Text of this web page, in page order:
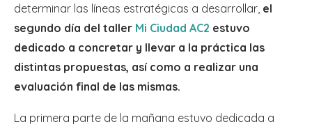
determinar las líneas estratégicas a desarrollar, el
segundo día del taller Mi Ciudad AC2 estuvo
dedicado a concretar y llevar a la práctica las
distintas propuestas, así como a realizar una
evaluación final de las mismas.
La primera parte de la mañana estuvo dedicada a